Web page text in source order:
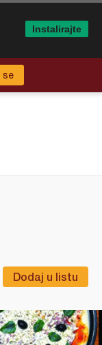
se
Dodaj u listu
Instalirajte